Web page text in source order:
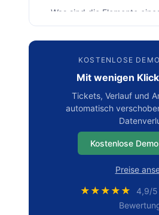
Was sind die Elemente
Kundenservice?
praktizieren Sie aktives
• Seid kreative
• Schnell reagieren
• Interaktionen
Agreements
KOSTENLOSE
Mit wenigen
Tickets, Verlauf und
automatisch
Kostenlose
Preise
★★★★★
4,9/5